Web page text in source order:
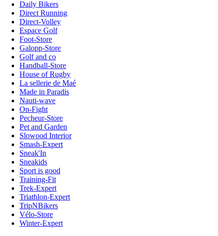
Daily Bikers
Direct Running
Direct-Volley
Espace Golf
Foot-Store
Galopp-Store
Golf and co
Handball-Store
House of Rugby
La sellerie de Maé
Made in Paradis
Nauti-wave
On-Fight
Pecheur-Store
Pet and Garden
Slowood Interior
Smash-Expert
Sneak'In
Sneakids
Sport is good
Training-Fit
Trek-Expert
Triathlon-Expert
TripNBikers
Vélo-Store
Winter-Expert